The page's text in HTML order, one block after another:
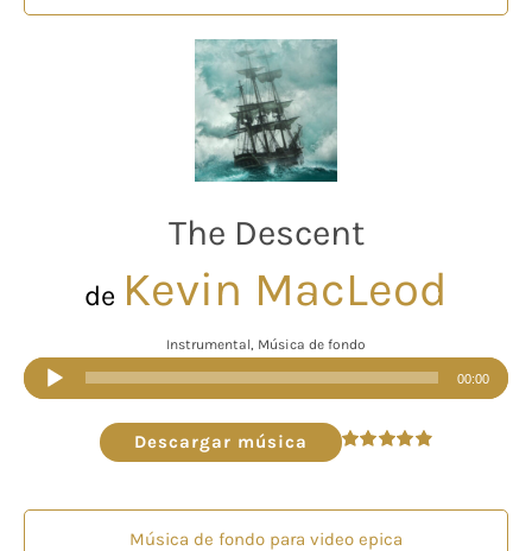
The Descent
de Kevin MacLeod
Instrumental, Música de fondo
Reproductor
de
audio
00:00
Descargar música
Música de fondo para video epica